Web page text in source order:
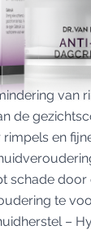
van
de
en
schade door
te
–
In Winkelwagen